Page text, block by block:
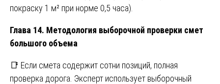
покраску 1 м² при норме 0,5 часа).
Глава 14. Методология выборочной проверки смет
большого объема
📑 Если смета содержит сотни позиций, полная
проверка дорога. Эксперт использует выборочный